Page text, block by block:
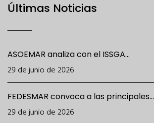
Últimas Noticias
ASOEMAR analiza con el ISSGA...
29 de junio de 2026
FEDESMAR convoca a las principales...
29 de junio de 2026